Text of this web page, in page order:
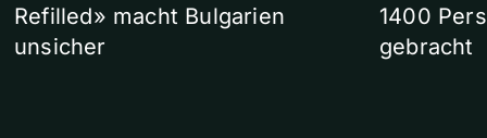
Refilled» macht Bulgarien
unsicher
1400
gebracht